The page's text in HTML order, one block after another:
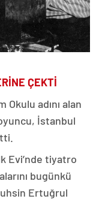
ÇEKTİ
adını alan
İstanbul
Evi’nde tiyatro
bugünkü
Ertuğrul